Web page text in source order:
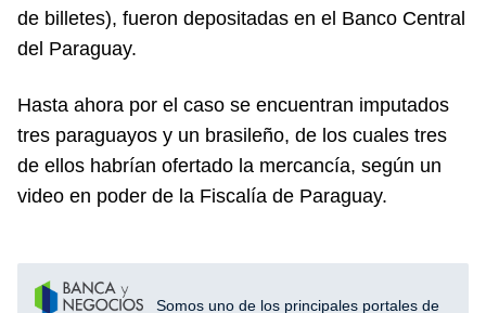
de billetes), fueron depositadas en el Banco Central
del Paraguay.
Hasta ahora por el caso se encuentran imputados
tres paraguayos y un brasileño, de los cuales tres
de ellos habrían ofertado la mercancía, según un
video en poder de la Fiscalía de Paraguay.
Somos uno de los principales portales de